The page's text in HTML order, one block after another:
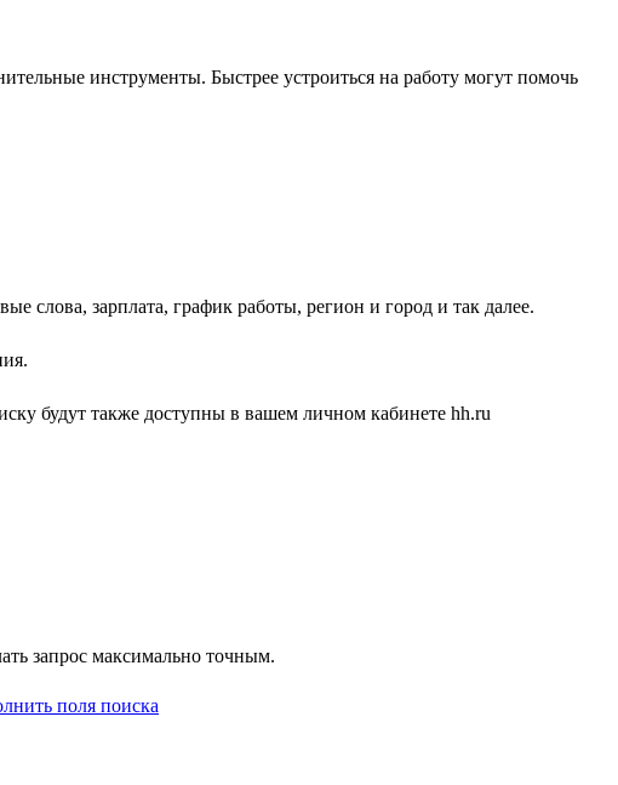
инструменты. Быстрее устроиться на работу могут помочь
слова, зарплата, график работы, регион и город и так далее.
будут также доступны в вашем личном кабинете hh.ru
запрос максимально точным.